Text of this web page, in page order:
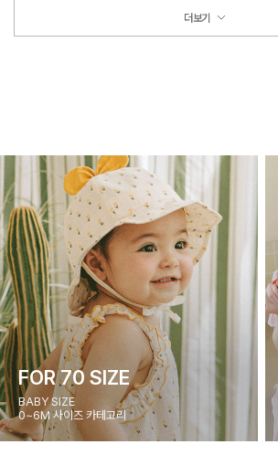
더보기
FOR 70 SIZE
BABY SIZE
0~6M 사이즈 카테고리